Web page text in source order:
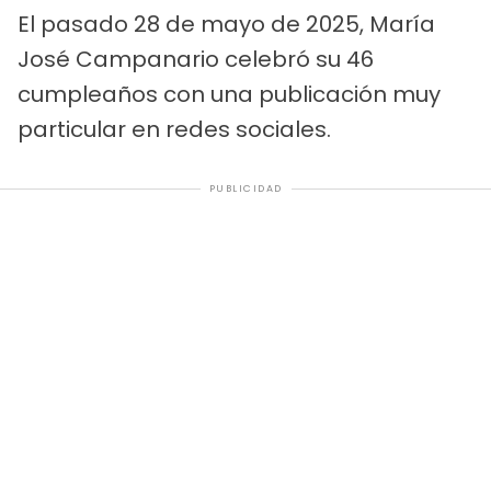
El pasado 28 de mayo de 2025, María
José Campanario celebró su 46
cumpleaños con una publicación muy
particular en redes sociales.
PUBLICIDAD